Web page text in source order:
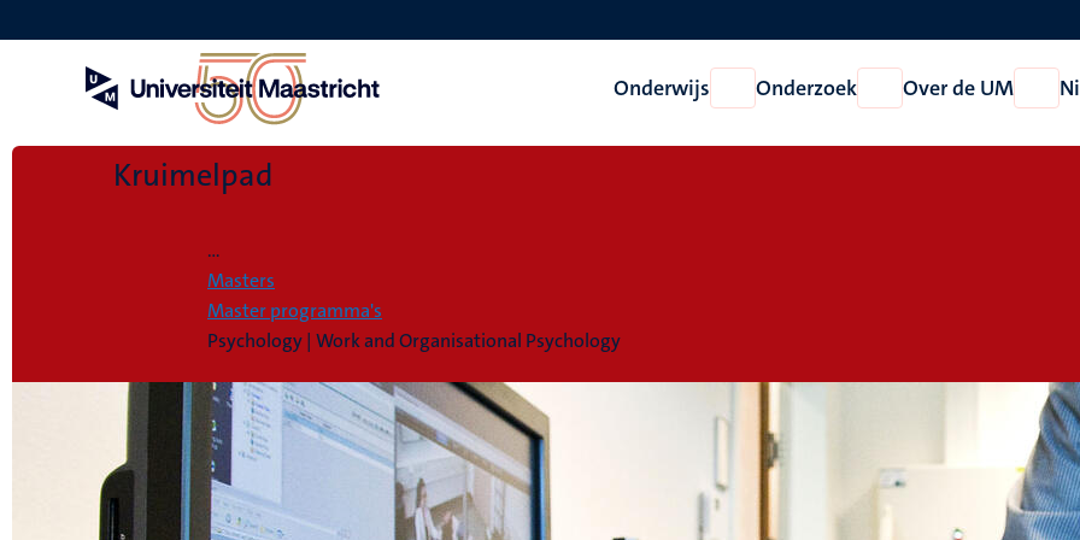
en
Onderwijs
Open
Onderwijs
Onderzoek
Open
Onderzoek
Over de UM
Open
Over
Kruimelpad
...
Masters
Master programma's
Psychology | Work and Organisational Psychology